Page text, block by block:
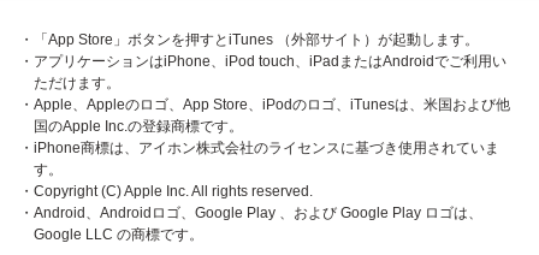
・「App Store」ボタンを押すとiTunes （外部サイト）が起動します。
・アプリケーションはiPhone、iPod touch、iPadまたはAndroidでご利用い
ただけます。
・Apple、Appleのロゴ、App Store、iPodのロゴ、iTunesは、米国および他
国のApple Inc.の登録商標です。
・iPhone商標は、アイホン株式会社のライセンスに基づき使用されていま
す。
・Copyright (C) Apple Inc. All rights reserved.
・Android、Androidロゴ、Google Play 、および Google Play ロゴは、
Google LLC の商標です。